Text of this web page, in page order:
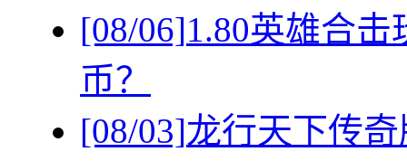
[08/06]1.80英雄合
币？
[08/03]龙行天下传